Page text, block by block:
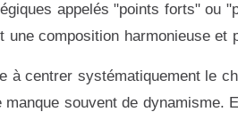
appelés "points forts"
composition harmonieuse et
à centrer systématiquement le
souvent de